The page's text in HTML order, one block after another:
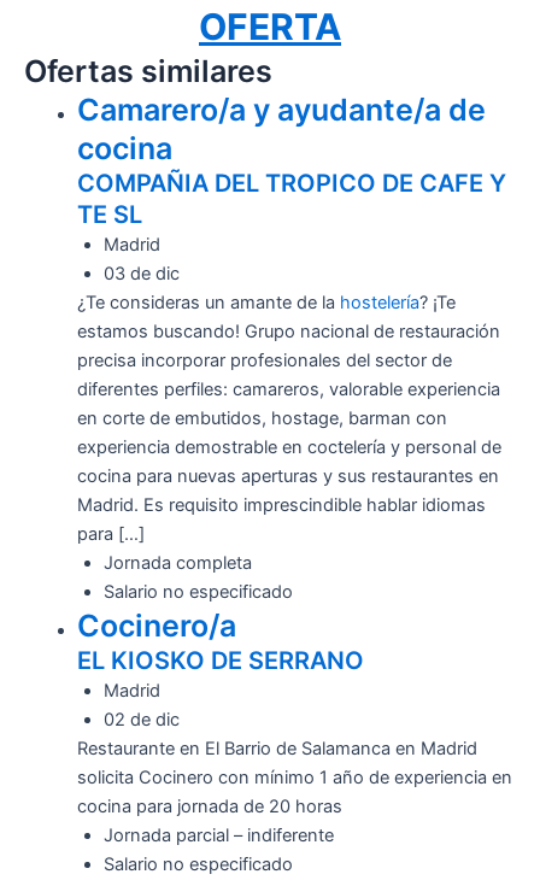
OFERTA
Ofertas similares
Camarero/a y ayudante/a de
cocina
COMPAÑIA DEL TROPICO DE CAFE Y
TE SL
Madrid
03 de dic
¿Te consideras un amante de la hostelería? ¡Te
estamos buscando! Grupo nacional de restauración
precisa incorporar profesionales del sector de
diferentes perfiles: camareros, valorable experiencia
en corte de embutidos, hostage, barman con
experiencia demostrable en coctelería y personal de
cocina para nuevas aperturas y sus restaurantes en
Madrid. Es requisito imprescindible hablar idiomas
para […]
Jornada completa
Salario no especificado
Cocinero/a
EL KIOSKO DE SERRANO
Madrid
02 de dic
Restaurante en El Barrio de Salamanca en Madrid
solicita Cocinero con mínimo 1 año de experiencia en
cocina para jornada de 20 horas
Jornada parcial – indiferente
Salario no especificado